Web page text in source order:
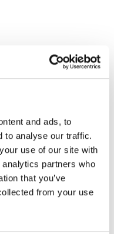
and ads, to
to analyse our traffic.
use of our site with
partners who
that you’ve
from your use
di Mirco